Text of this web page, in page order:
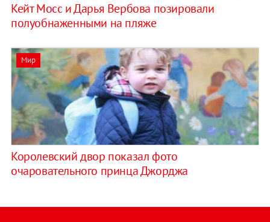
Кейт Мосс и Дарья Вербова позировали
полуобнаженными на пляже
Мир
Королевский двор показал фото
очаровательного принца Джорджа